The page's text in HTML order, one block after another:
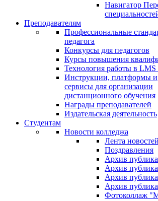
Навигатор
Преподавателям
Профессиональные
педагога
Конкурсы для педагогов
Курсы повышения
Технология работы в LMS
Инструкции, платформы и
сервисы для организации
дистанционного обучения
Награды преподавателей
Издательская деятельность
Студентам
Новости колледжа
Лента
Поздравления
Архив
Архив
Архив
Архив
Фотоколлаж